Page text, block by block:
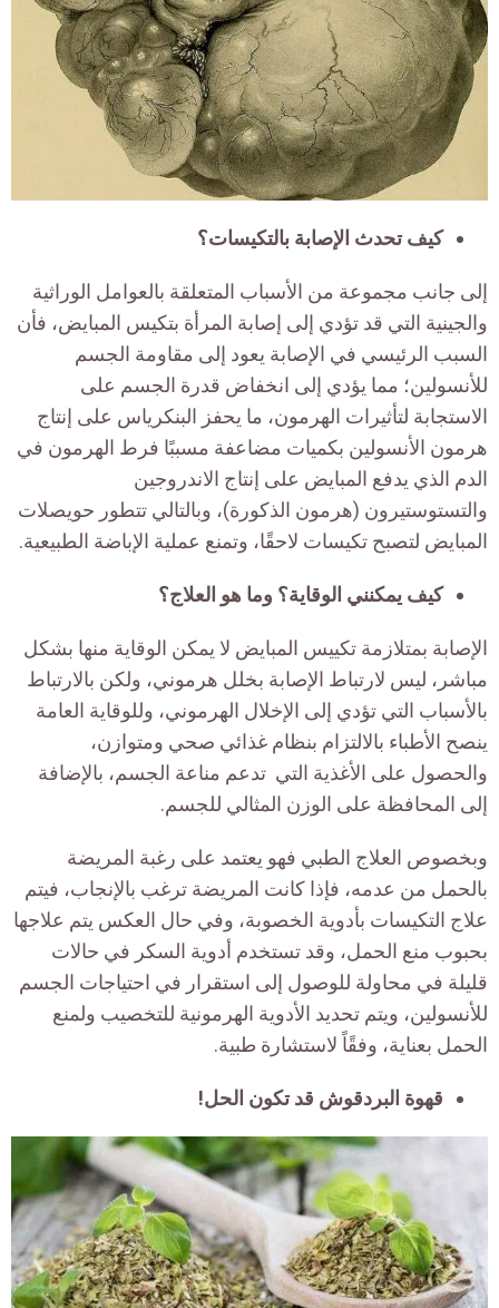
كيف تحدث الإصابة بالتكيسات؟
إلى جانب مجموعة من الأسباب المتعلقة بالعوامل الوراثية
والجينية التي قد تؤدي إلى إصابة المرأة بتكيس المبايض، فأن
السبب الرئيسي في الإصابة يعود إلى مقاومة الجسم
للأنسولين؛ مما يؤدي إلى انخفاض قدرة الجسم على
الاستجابة لتأثيرات الهرمون، ما يحفز البنكرياس على إنتاج
هرمون الأنسولين بكميات مضاعفة مسببًا فرط الهرمون في
الدم الذي يدفع المبايض على إنتاج الاندروجين
والتستوستيرون (هرمون الذكورة)، وبالتالي تتطور حويصلات
المبايض لتصبح تكيسات لاحقًا، وتمنع عملية الإباضة الطبيعية.
كيف يمكنني الوقاية؟ وما هو العلاج؟
الإصابة بمتلازمة تكييس المبايض لا يمكن الوقاية منها بشكل
مباشر، ليس لارتباط الإصابة بخلل هرموني، ولكن بالارتباط
بالأسباب التي تؤدي إلى الإخلال الهرموني، وللوقاية العامة
ينصح الأطباء بالالتزام بنظام غذائي صحي ومتوازن،
والحصول على الأغذية التي تدعم مناعة الجسم، بالإضافة
إلى المحافظة على الوزن المثالي للجسم.
وبخصوص العلاج الطبي فهو يعتمد على رغبة المريضة
بالحمل من عدمه، فإذا كانت المريضة ترغب بالإنجاب، فيتم
علاج التكيسات بأدوية الخصوبة، وفي حال العكس يتم علاجها
بحبوب منع الحمل، وقد تستخدم أدوية السكر في حالات
قليلة في محاولة للوصول إلى استقرار في احتياجات الجسم
للأنسولين، ويتم تحديد الأدوية الهرمونية للتخصيب ولمنع
الحمل بعناية، وفقًاً لاستشارة طبية.
قهوة البردقوش قد تكون الحل!